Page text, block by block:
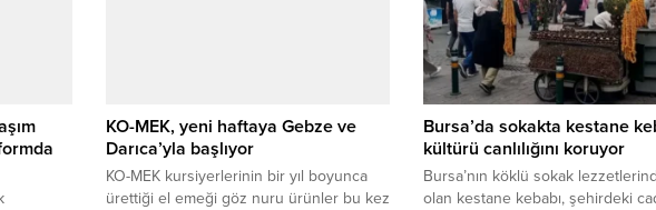
KO-MEK, yeni haftaya Gebze ve
Darıca’yla başlıyor
KO-MEK kursiyerlerinin bir yıl boyunca
ürettiği el emeği göz nuru ürünler bu kez
Bursa’da sokakta kestane
kültürü canlılığını koruyor
Bursa’nın köklü sokak
olan kestane kebabı, şehirdeki